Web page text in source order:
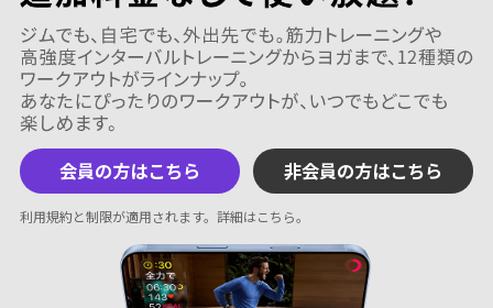
会員の方はこちら 非会員の方はこちら
利用規約と制限が適用されます。 詳細はこちら。